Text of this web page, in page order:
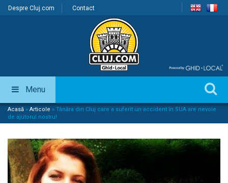
Despre Cluj.com Contact
Menu
Acasă » Articole » Tânăra din Cluj care a suferit un accident în SUA are nevoie
de ajutorul nostru!